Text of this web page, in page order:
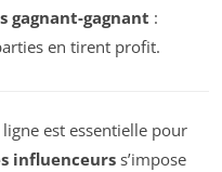
gagnant-gagnant :
en tirent profit.
est essentielle pour
influenceurs s’impose